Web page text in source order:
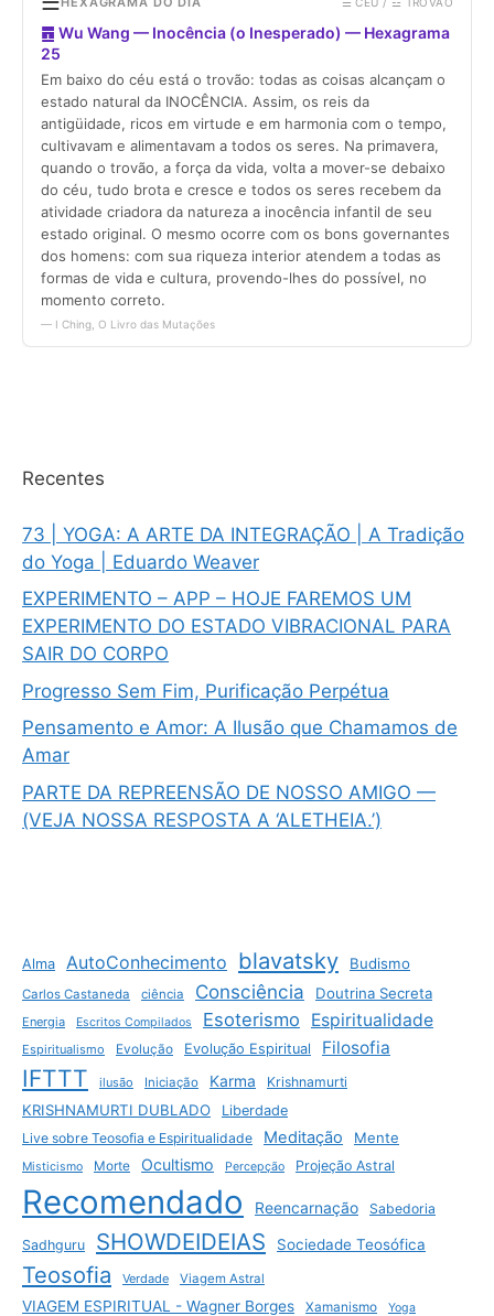
Recentes
73 | YOGA: A ARTE DA INTEGRAÇÃO | A Tradição
do Yoga | Eduardo Weaver
EXPERIMENTO – APP – HOJE FAREMOS UM
EXPERIMENTO DO ESTADO VIBRACIONAL PARA
SAIR DO CORPO
Progresso Sem Fim, Purificação Perpétua
Pensamento e Amor: A Ilusão que Chamamos de
Amar
PARTE DA REPREENSÃO DE NOSSO AMIGO —
(VEJA NOSSA RESPOSTA A ‘ALETHEIA.’)
Alma AutoConhecimento blavatsky Budismo
Carlos Castaneda ciência Consciência Doutrina Secreta
Energia Escritos Compilados Esoterismo Espiritualidade
Espiritualismo Evolução Evolução Espiritual Filosofia
IFTTT ilusão Iniciação Karma Krishnamurti
KRISHNAMURTI DUBLADO
Liberdade
Live sobre Teosofia e Espiritualidade
Meditação Mente
Misticismo Morte Ocultismo Percepção Projeção Astral
Recomendado Reencarnação Sabedoria
Sadhguru SHOWDEIDEIAS Sociedade Teosófica
Teosofia Verdade Viagem Astral
VIAGEM ESPIRITUAL - Wagner Borges Xamanismo Yoga